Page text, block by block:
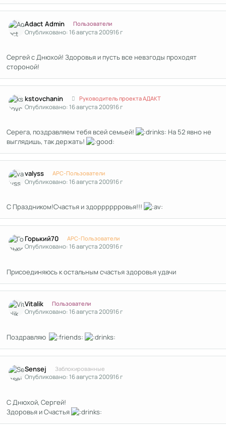
Adact Admin Пользователи
Опубликовано:16 августа 200916 г
Сергей с Днюхой! Здоровья и пусть все невзгоды проходят
стороной!
kstоvchanin Руководитель проекта АДАКТ
Опубликовано:16 августа 200916 г
Серега, поздравляем тебя всей семьей!
На 52 явно не
выглядишь, так держать!
valyss APC-Пользователи
Опубликовано:16 августа 200916 г
С Праздником!Счастья и здорррррровья!!!
Горький70 APC-Пользователи
Опубликовано:16 августа 200916 г
Присоединяюсь к остальным счастья здоровья удачи
Vitalik Пользователи
Опубликовано:16 августа 200916 г
Поздравляю
Sensej Заблокированные
Опубликовано:16 августа 200916 г
С Днюхой, Сергей!
Здоровья и Счастья